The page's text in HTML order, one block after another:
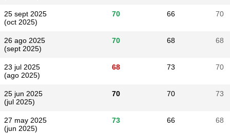
25 sept 2025
(oct 2025)
70 66 70
26 ago 2025
(sept 2025)
70 68 68
23 jul 2025
(ago 2025)
68 73 70
25 jun 2025
(jul 2025)
70 70 73
27 may 2025
(jun 2025)
73 66 68